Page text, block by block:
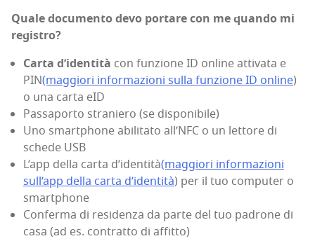
Qua­le docu­men­to devo por­ta­re con me quan­do mi
registro?
Car­ta d’i­den­ti­tà con fun­zio­ne ID onli­ne atti­va­ta e
PIN(mag­gio­ri infor­ma­zio­ni sul­la fun­zio­ne ID onli­ne)
o una car­ta eID
Pas­sa­por­to stra­nie­ro (se disponibile)
Uno smart­pho­ne abi­li­ta­to all’N­FC o un let­to­re di
sche­de USB
L’app del­la car­ta d’i­den­ti­tà(mag­gio­ri infor­ma­zio­ni
sul­l’app del­la car­ta d’i­den­ti­tà) per il tuo com­pu­ter o
smartphone
Con­fer­ma di resi­den­za da par­te del tuo padro­ne di
casa (ad es. con­trat­to di affitto)